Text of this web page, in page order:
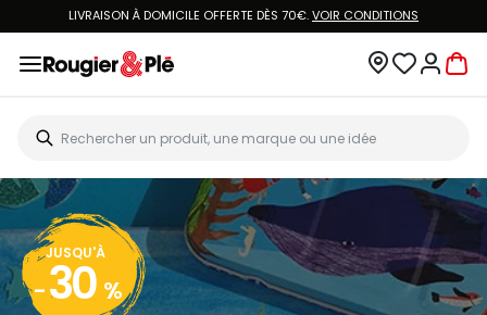
LIVRAISON À DOMICILE OFFERTE DÈS 70€.VOIR CONDITIONS
JUSQU'À
- 30 %